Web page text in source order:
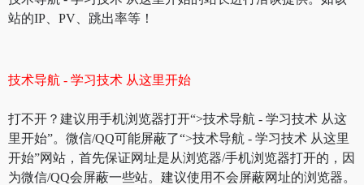
站的IP、PV、跳出率等！
技术导航 - 学习技术 从这里开始
打不开？建议用手机浏览器打开“>技术导航 - 学习技术 从这
里开始”。微信/QQ可能屏蔽了“>技术导航 - 学习技术 从这里
开始”网站，首先保证网址是从浏览器/手机浏览器打开的，因
为微信/QQ会屏蔽一些站。建议使用不会屏蔽网址的浏览器。